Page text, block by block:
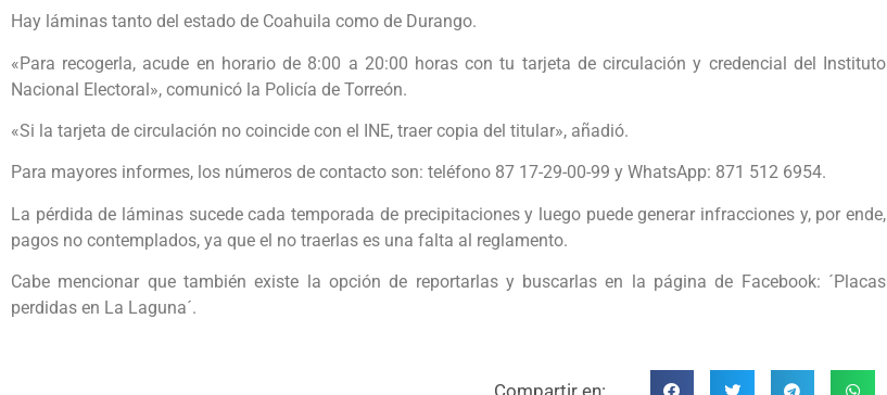
Hay láminas tanto del estado de Coahuila como de Durango.
«Para recogerla, acude en horario de 8:00 a 20:00 horas con tu tarjeta de circulación y credencial del Instituto
Nacional Electoral», comunicó la Policía de Torreón.
«Si la tarjeta de circulación no coincide con el INE, traer copia del titular», añadió.
Para mayores informes, los números de contacto son: teléfono 87 17-29-00-99 y WhatsApp: 871 512 6954.
La pérdida de láminas sucede cada temporada de precipitaciones y luego puede generar infracciones y, por ende,
pagos no contemplados, ya que el no traerlas es una falta al reglamento.
Cabe mencionar que también existe la opción de reportarlas y buscarlas en la página de Facebook: ´Placas
perdidas en La Laguna´.